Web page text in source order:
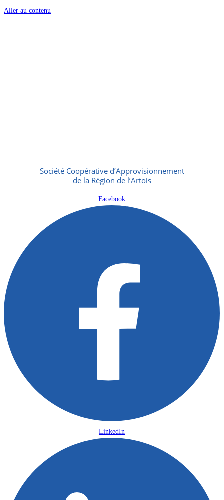
Aller au contenu
Société Coopérative d’Approvisionnement
de la Région de l’Artois
Facebook
LinkedIn